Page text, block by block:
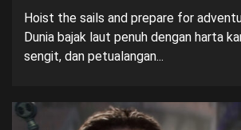
Hoist the sails and prepare for
Dunia bajak laut penuh dengan harta
sengit, dan petualangan...